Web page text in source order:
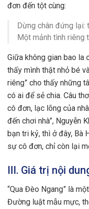
đơn đến tột cùng:
Dừng chân đứng lại:
Một mảnh tình riêng
Giữa không gian bao la
thấy mình thật nhỏ bé
riêng” cho thấy những
có ai để sẻ chia. Câu
cô đơn, lạc lõng của
đến chơi nhà”, Nguyễn
bạn tri kỷ, thì ở đây, Bà
sự cô đơn, chỉ còn lại
III. Giá trị nội
“Qua Đèo Ngang” là
Đường luật mẫu mực,